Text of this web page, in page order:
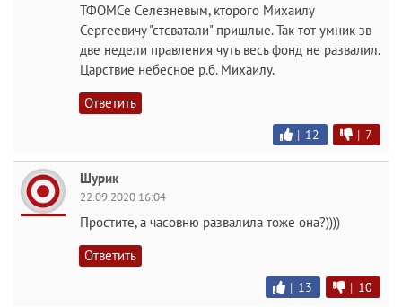
ТФОМСе Селезневым, кторого Михаилу
Сергеевичу "стсватали" пришлые. Так тот умник зв
две недели правления чуть весь фонд не развалил.
Царствие небесное р.б. Михаилу.
Ответить
| 12 | 7
Шурик
22.09.2020 16:04
Простите, а часовню развалила тоже она?))))
Ответить
| 13 | 10